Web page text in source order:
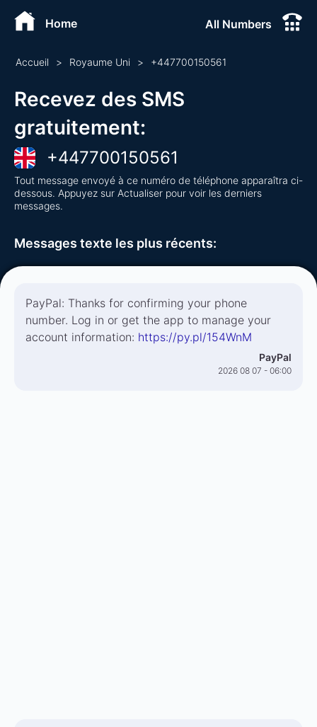
Home All Numbers
Accueil > Royaume Uni > +447700150561
Recevez des SMS
gratuitement:
+447700150561
Tout message envoyé à ce numéro de téléphone apparaîtra ci-
dessous. Appuyez sur Actualiser pour voir les derniers
messages.
Messages texte les plus récents:
PayPal: Thanks for confirming your phone
number. Log in or get the app to manage your
account information: https://py.pl/154WnM
PayPal
2026 08 07 - 06:00